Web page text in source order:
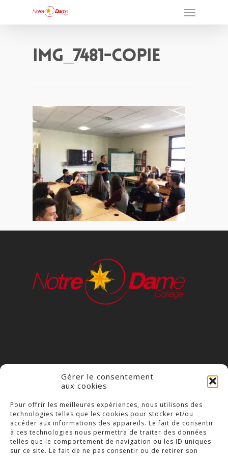
Gérer le consentement
aux cookies
Pour offrir les meilleures expériences, nous utilisons des
technologies telles que les cookies pour stocker et/ou
accéder aux informations des appareils. Le fait de consentir
à ces technologies nous permettra de traiter des données
telles que le comportement de navigation ou les ID uniques
sur ce site. Le fait de ne pas consentir ou de retirer son
Img_7481-Copie
COLLÈGE NOTRE DAME
23 Place Saint-Jean,
79300 Bressuire
Téléphone : 05 49 74 46 20